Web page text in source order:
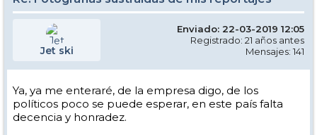
Jet ski
Enviado: 22-03-2019 12:05
Registrado: 21 años antes
Mensajes: 141
Ya, ya me enteraré, de la empresa digo, de los
políticos poco se puede esperar, en este país falta
decencia y honradez.